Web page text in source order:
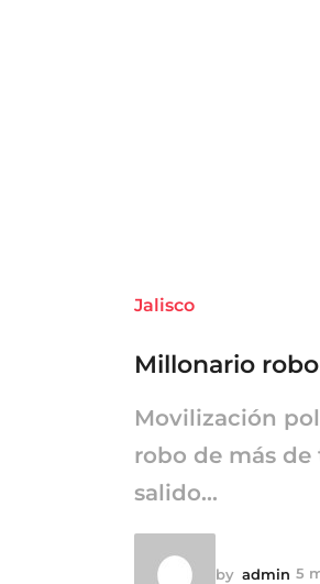
Jalisco
Millonario
Movilización
robo de más
salido...
by admin 5